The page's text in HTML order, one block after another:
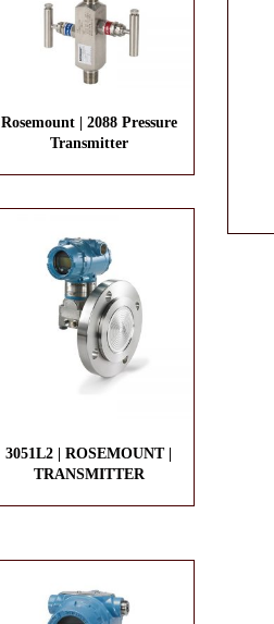
Rosemount | 2088 Pressure
Transmitter
3051L2 | ROSEMOUNT |
TRANSMITTER